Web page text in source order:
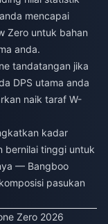
mencapai
Zero untuk bahan
anda.
tandatangan jika
DPS utama anda
naik taraf W-
kadar
bernilai tinggi untuk
— Bangboo
pasukan
Zero 2026